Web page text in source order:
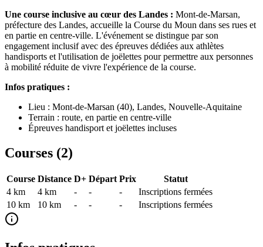
Une course inclusive au cœur des Landes : Mont-de-Marsan,
préfecture des Landes, accueille la Course du Moun dans ses rues et
en partie en centre-ville. L'événement se distingue par son
engagement inclusif avec des épreuves dédiées aux athlètes
handisports et l'utilisation de joëlettes pour permettre aux personnes
à mobilité réduite de vivre l'expérience de la course.
Infos pratiques :
Lieu : Mont-de-Marsan (40), Landes, Nouvelle-Aquitaine
Terrain : route, en partie en centre-ville
Épreuves handisport et joëlettes incluses
Courses (2)
Course Distance D+ Départ Prix
Statut
4 km
4 km - - -
Inscriptions fermées
10 km
10 km - - - Inscriptions fermées